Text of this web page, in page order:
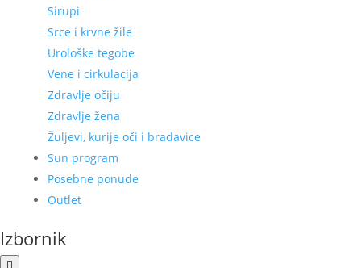
Sirupi
Srce i krvne žile
Urološke tegobe
Vene i cirkulacija
Zdravlje očiju
Zdravlje žena
Žuljevi, kurije oči i bradavice
Sun program
Posebne ponude
Outlet
Izbornik